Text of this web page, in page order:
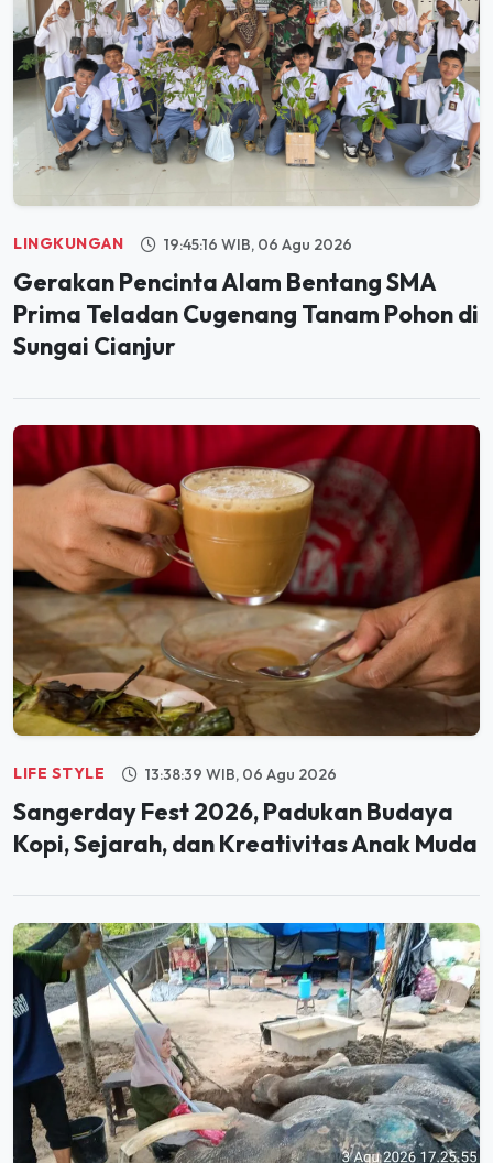
LINGKUNGAN 19:45:16 WIB, 06 Agu 2026
Gerakan Pencinta Alam Bentang SMA
Prima Teladan Cugenang Tanam Pohon di
Sungai Cianjur
LIFE STYLE 13:38:39 WIB, 06 Agu 2026
Sangerday Fest 2026, Padukan Budaya
Kopi, Sejarah, dan Kreativitas Anak Muda